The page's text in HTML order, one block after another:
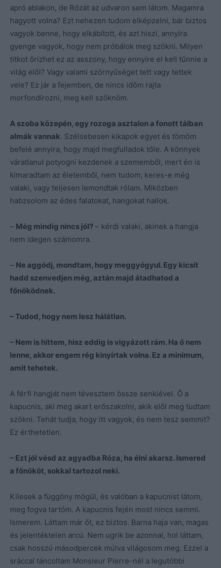
apró ablakon, de Rózát az udvaron sem látom. Magamra
hagyott volna? Ezt nehezen tudom elképzelni, bár biztos
vagyok benne, hogy elkábított, és azt hiszi, annyira
gyenge vagyok, hogy nem próbálok meg szökni. Milyen
titkot őrizhet ez az asszony, hogy ennyire el kell tűnnie a
világ elől? Vagy valami szörnyűséget tett vagy tettek
vele? Ez jár a fejemben, de nincs időm rajta
morfondírozni, meg kell szöknöm.
A szoba közepén, egy rozoga asztalon a fonott tálban
almák vannak. Szélsebesen kikapok egyet és tömöm
befelé annyira, hogy majd megfulladok tőle. A könnyek
váratlanul potyogni kezdenek a szememből, mert én is
kimaradtam az életemből, nem tudom, keres-e még
valaki, vagy teljesen lemondtak rólam. Miközben
habzsolom az édes falatokat, hangokat hallok.
– Még mindig nincs jól? – kérdi valaki, akinek a hangja
nem idegen számomra.
– Ne aggódj, mondtam, hogy meggyógyul. Egy kicsit
hadd szenvedjen még, aztán majd átadhatod a
főnöködnek.
– Tudod, hogy nem lesz hálátlan.
– Nem is hittem, hisz eddig is vigyázott rám. Ha ő nem
lenne, akkor engem rég kinyírtak volna. Ez a minimum,
amit tehetek.
A férfi hangját nem tévesztem össze senkiével. Ő a
kapucnis, aki meg akart erőszakolni, akik elől meg tudtam
szökni. Tehát tudja, hogy itt vagyok, és nem tesz semmit?
Ez érthetetlen.
– Ezt jól vésd az agyadba Róza, ha élni akarsz. Ismered
a főnököt, sokkal tartozol neki.
Kilesek a függöny mögül, és valóban a kapucnist látom,
meg fogva tartóm. A kapucnis fején most nincs semmi.
Ismerem. Láttam már őt, ez biztos. Barna haja van, magas
és jelentéktelen arcú. Nem ugrik be azonnal, hol láttam,
csak hosszú másodpercek múlva világosom meg. Ezzel a
sráccal táncoltam Monsieur Pierre-nél a legutóbbi